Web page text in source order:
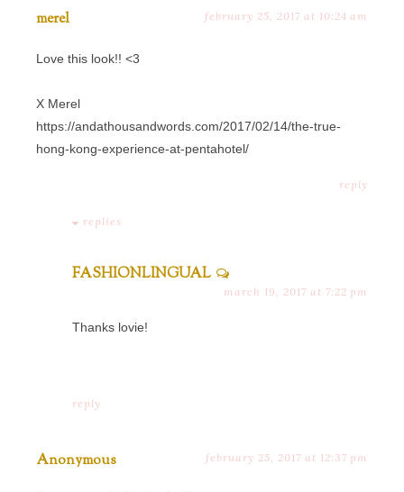
merel february 25, 2017 at 10:24 am
Love this look!! <3
X Merel
https://andathousandwords.com/2017/02/14/the-true-
hong-kong-experience-at-pentahotel/
reply
replies
FASHIONLINGUAL
march 19, 2017 at 7:22 pm
Thanks lovie!
reply
Anonymous february 25, 2017 at 12:37 pm